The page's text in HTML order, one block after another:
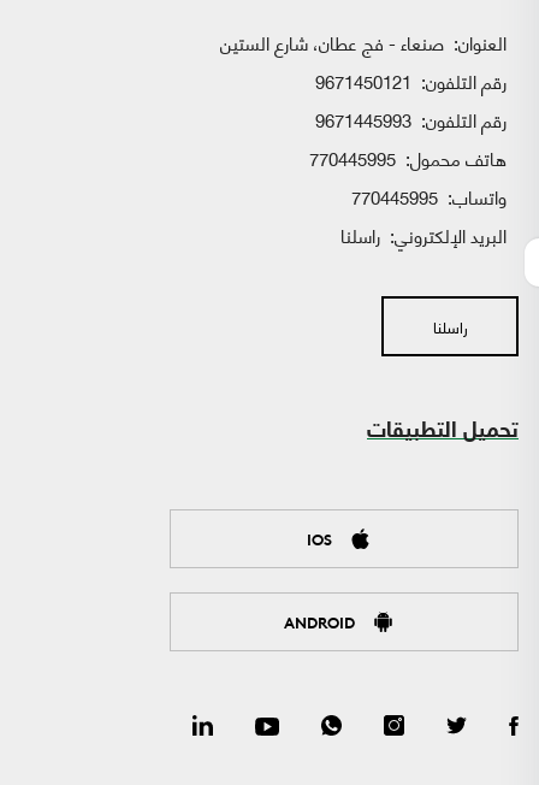
العنوان: صنعاء - فج عطان، شارع الستين
رقم التلفون: 9671450121
رقم التلفون: 9671445993
هاتف محمول: 770445995
واتساب:
البريد الإلكتروني: راسلنا
راسلنا
تحميل التطبيقات
IOS
ANDROID